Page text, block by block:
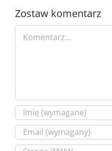
Zostaw komentarz
Comment